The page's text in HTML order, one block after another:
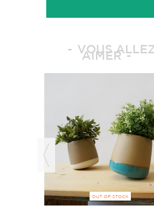
VOUS
AIMER
OUT OF STOCK